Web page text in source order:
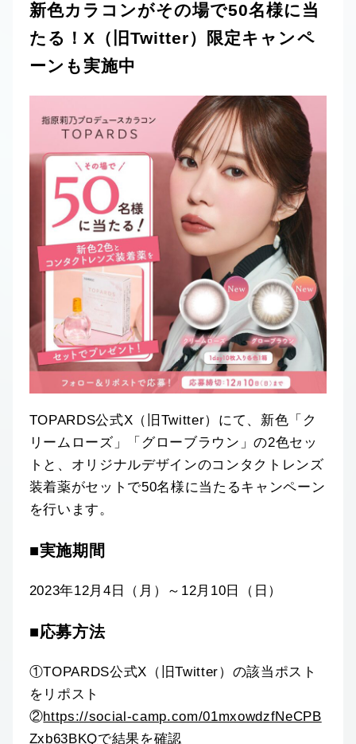
新色カラコンがその場で50名様に当
たる！X（旧Twitter）限定キャンペ
ーンも実施中
TOPARDS公式X（旧Twitter）にて、新色「ク
リームローズ」「グローブラウン」の2色セッ
トと、オリジナルデザインのコンタクトレンズ
装着薬がセットで50名様に当たるキャンペーン
を行います。
■実施期間
2023年12月4日（月）～12月10日（日）
■応募方法
①TOPARDS公式X（旧Twitter）の該当ポスト
をリポスト
②https://social-camp.com/01mxowdzfNeCPB
Zxb63BKQで結果を確認